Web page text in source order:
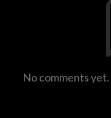
No comments